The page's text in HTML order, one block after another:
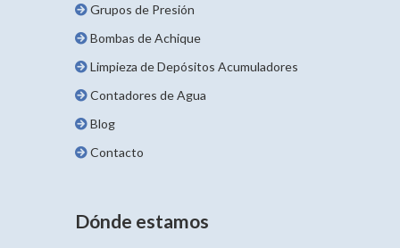
Grupos de Presión
Bombas de Achique
Limpieza de Depósitos Acumuladores
Contadores de Agua
Blog
Contacto
Dónde estamos